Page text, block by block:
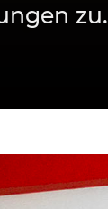
zu.